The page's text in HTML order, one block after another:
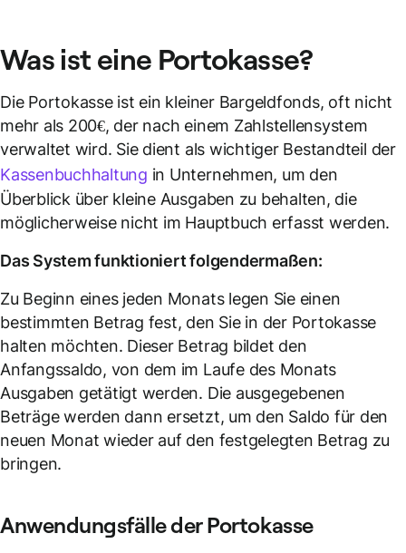
Was ist eine Portokasse?
Die Portokasse ist ein kleiner Bargeldfonds, oft nicht
mehr als 200€, der nach einem Zahlstellensystem
verwaltet wird. Sie dient als wichtiger Bestandteil der
Kassenbuchhaltung in Unternehmen, um den
Überblick über kleine Ausgaben zu behalten, die
möglicherweise nicht im Hauptbuch erfasst werden.
Das System funktioniert folgendermaßen:
Zu Beginn eines jeden Monats legen Sie einen
bestimmten Betrag fest, den Sie in der Portokasse
halten möchten. Dieser Betrag bildet den
Anfangssaldo, von dem im Laufe des Monats
Ausgaben getätigt werden. Die ausgegebenen
Beträge werden dann ersetzt, um den Saldo für den
neuen Monat wieder auf den festgelegten Betrag zu
bringen.
Anwendungsfälle derPortokasse